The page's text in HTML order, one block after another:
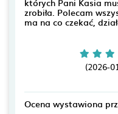
zrobiła. Polecam
ma na co czekać,
(2026-
Ocena wystawiona